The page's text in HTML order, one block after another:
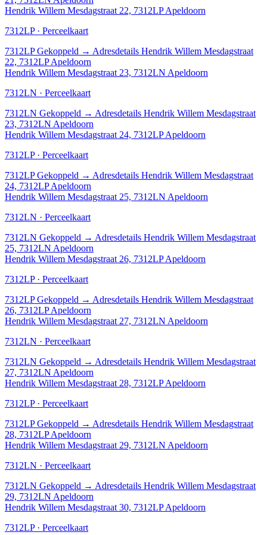
Hendrik Willem Mesdagstraat 22, 7312LP Apeldoorn
7312LP · Perceelkaart
7312LP Gekoppeld → Adresdetails Hendrik Willem Mesdagstraat
22, 7312LP Apeldoorn
Hendrik Willem Mesdagstraat 23, 7312LN Apeldoorn
7312LN · Perceelkaart
7312LN Gekoppeld → Adresdetails Hendrik Willem Mesdagstraat
23, 7312LN Apeldoorn
Hendrik Willem Mesdagstraat 24, 7312LP Apeldoorn
7312LP · Perceelkaart
7312LP Gekoppeld → Adresdetails Hendrik Willem Mesdagstraat
24, 7312LP Apeldoorn
Hendrik Willem Mesdagstraat 25, 7312LN Apeldoorn
7312LN · Perceelkaart
7312LN Gekoppeld → Adresdetails Hendrik Willem Mesdagstraat
25, 7312LN Apeldoorn
Hendrik Willem Mesdagstraat 26, 7312LP Apeldoorn
7312LP · Perceelkaart
7312LP Gekoppeld → Adresdetails Hendrik Willem Mesdagstraat
26, 7312LP Apeldoorn
Hendrik Willem Mesdagstraat 27, 7312LN Apeldoorn
7312LN · Perceelkaart
7312LN Gekoppeld → Adresdetails Hendrik Willem Mesdagstraat
27, 7312LN Apeldoorn
Hendrik Willem Mesdagstraat 28, 7312LP Apeldoorn
7312LP · Perceelkaart
7312LP Gekoppeld → Adresdetails Hendrik Willem Mesdagstraat
28, 7312LP Apeldoorn
Hendrik Willem Mesdagstraat 29, 7312LN Apeldoorn
7312LN · Perceelkaart
7312LN Gekoppeld → Adresdetails Hendrik Willem Mesdagstraat
29, 7312LN Apeldoorn
Hendrik Willem Mesdagstraat 30, 7312LP Apeldoorn
7312LP · Perceelkaart